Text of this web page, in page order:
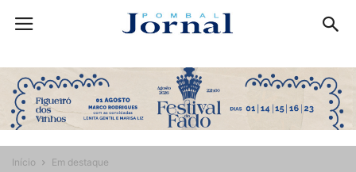
Início Em destaque